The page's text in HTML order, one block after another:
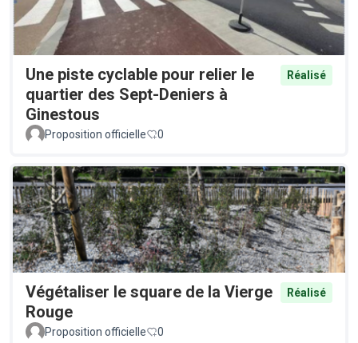
Une piste cyclable pour relier le
quartier des Sept-Deniers à
Ginestous
Réalisé
Proposition officielle 0
Végétaliser le square de la Vierge
Rouge
Réalisé
Proposition officielle 0